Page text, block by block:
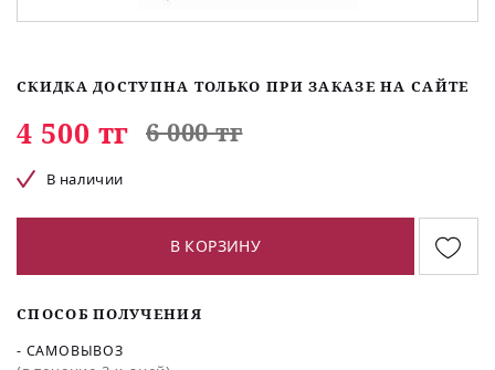
СКИДКА ДОСТУПНА ТОЛЬКО ПРИ ЗАКАЗЕ НА САЙТЕ
4 500 тг 6 000 тг
В наличии
В КОРЗИНУ
СПОСОБ ПОЛУЧЕНИЯ
- САМОВЫВОЗ